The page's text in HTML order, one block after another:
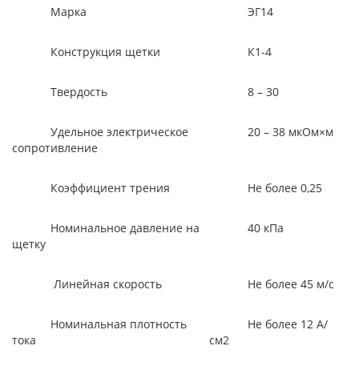
Марка ЭГ14
Конструкция щетки К1-4
Твердость 8 – 30
Удельное электрическое
сопротивление
20 – 38 мкОм×м
Коэффициент трения Не более 0,25
Номинальное давление на
щетку
40 кПа
Линейная скорость Не более 45 м/с
Номинальная плотность
тока
Не более 12 А/
см2